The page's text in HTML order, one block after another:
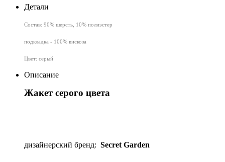
Детали
Состав: 90% шерсть, 10% полиэстер
подкладка - 100% вискоза
Цвет: серый
Описание
Жакет серого цвета
дизайнерский бренд: Secret Garden